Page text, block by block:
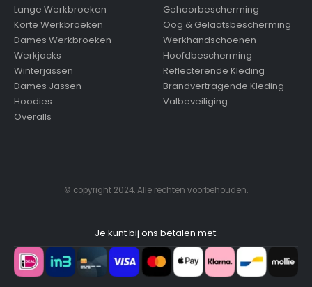
Lange Werkbroeken
Korte Werkbroeken
Dames Werkbroeken
Werkjacks
Winterjassen
Dames Jassen
Hoodies
Overalls
Gehoorbescherming
Oog & Gelaatsbescherming
Werkhandschoenen
Hoofdbescherming
Reflecterende Kleding
Brandvertragende Kleding
Valbeveiliging
© copyright 2024. Alle rechten voorbehouden.
Je kunt bij ons betalen met: